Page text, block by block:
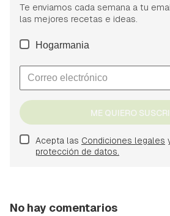
Te enviamos cada semana a tu
las mejores recetas e ideas.
Hogarmania
ME QUIERO
Acepta las Condiciones legales
protección de datos.
No hay comentarios